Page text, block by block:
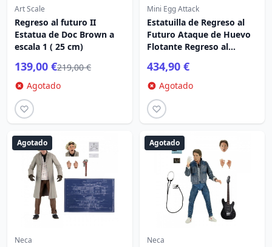
Art Scale
Regreso al futuro II
Estatua de Doc Brown a
escala 1 ( 25 cm)
139,00 €219,00 €
Agotado
Mini Egg Attack
Estatuilla de Regreso al
Futuro Ataque de Huevo
Flotante Regreso al
Versión Deluxe heo
Exclusiva UE 20 cm
434,90 €
Agotado
Agotado
Neca
Agotado
Neca